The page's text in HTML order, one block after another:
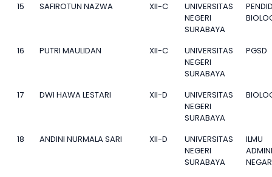
15 SAFIROTUN NAZWA XII-C
UNIVERSITAS
NEGERI
SURABAYA
16 PUTRI MAULIDAN XII-C
UNIVERSITAS
NEGERI
SURABAYA
PGSD
17 DWI HAWA LESTARI XII-D
UNIVERSITAS
NEGERI
SURABAYA
18 ANDINI NURMALA SARI XII-D
UNIVERSITAS
NEGERI
SURABAYA
ILMU